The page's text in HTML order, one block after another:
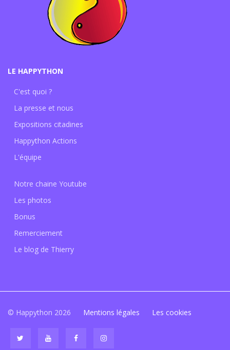
LE HAPPYTHON
C'est quoi ?
La presse et nous
Expositions citadines
Happython Actions
L'équipe
Notre chaine Youtube
Les photos
Bonus
Remerciement
Le blog de Thierry
© Happython 2026 Mentions légales Les cookies